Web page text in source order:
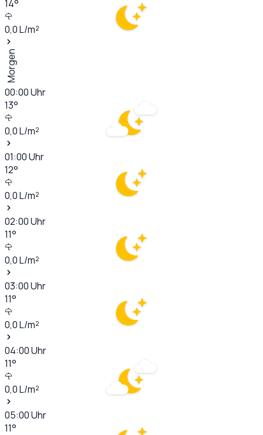
14°
0,0L/m²
Morgen
00:00Uhr
13°
0,0L/m²
01:00Uhr
12°
0,0L/m²
02:00Uhr
11°
0,0L/m²
03:00Uhr
11°
0,0L/m²
04:00Uhr
11°
0,0L/m²
05:00Uhr
11°